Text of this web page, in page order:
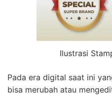
Ilustrasi
Pada era digital saat ini
bisa merubah atau